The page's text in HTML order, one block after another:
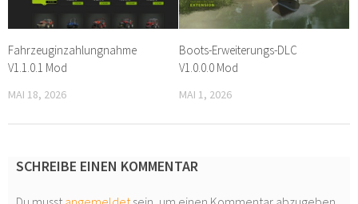
Fahrzeuginzahlungnahme
V1.1.0.1 Mod
MAI 18, 2026
Boots-Erweiterungs-DLC
V1.0.0.0 Mod
MAI 1, 2026
SCHREIBE EINEN KOMMENTAR